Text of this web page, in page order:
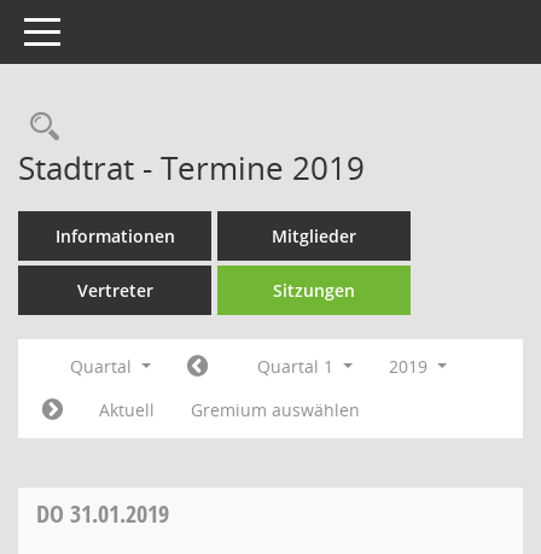
Toggle navigation
Rechercheauswahl
Stadtrat - Termine 2019
Informationen Mitglieder
Vertreter Sitzungen
Quartal Quartal 1
2019
Aktuell
Gremium auswählen
DO 31.01.2019